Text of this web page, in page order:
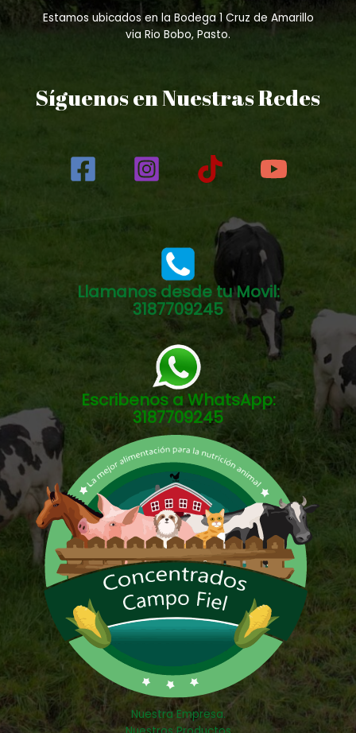
Estamos ubicados en la Bodega 1 Cruz de Amarillo
via Rio Bobo, Pasto.
Síguenos en Nuestras Redes
Llamanos desde tu Movil:
3187709245
Escribenos a WhatsApp:
3187709245
Nuestra Empresa.